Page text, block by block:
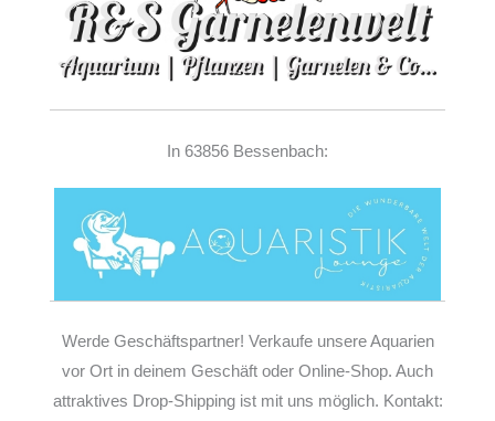
In 63856 Bessenbach:
Werde Geschäftspartner! Verkaufe unsere Aquarien
vor Ort in deinem Geschäft oder Online-Shop. Auch
attraktives Drop-Shipping ist mit uns möglich. Kontakt: